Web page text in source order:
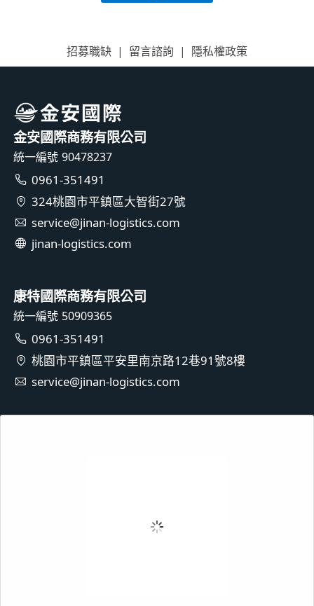
招募職缺 留言諮詢 隱私權政策
金安國際商務有限公司
統一編號 90478237
0961-351491
324桃園市平鎮區大智街27號
service@jinan-logistics.com
jinan-logistics.com
康特國際商務有限公司
統一編號 50909365
0961-351491
桃園市平鎮區平安里南京路12巷91號8樓
service@jinan-logistics.com